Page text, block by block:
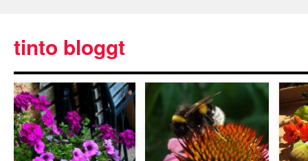
tinto bloggt